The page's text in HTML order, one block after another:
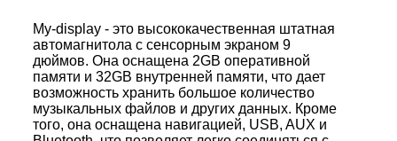
My-display - это высококачественная штатная
автомагнитола с сенсорным экраном 9
дюймов. Она оснащена 2GB оперативной
памяти и 32GB внутренней памяти, что дает
возможность хранить большое количество
музыкальных файлов и других данных. Кроме
того, она оснащена навигацией, USB, AUX и